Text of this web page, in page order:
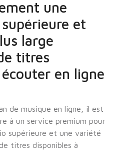
une
et
large
titres
en ligne
de musique en ligne, il est
à un service premium pour
supérieure et une variété
titres disponibles à